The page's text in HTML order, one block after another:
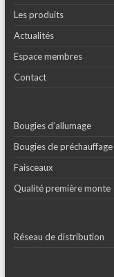
Les produits
Actualités
Espace membres
Contact
Bougies d’allumage
Bougies de préchauffage
Faisceaux
Qualité première monte
Réseau de distribution